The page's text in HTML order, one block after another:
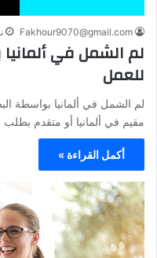
Fakhour9070@gmail.com
لم الشمل في
للعمل
لم الشمل في ألمانيا بواسطة
مقيم في ألمانيا أو متقدم بطلب
أكمل القراءة »